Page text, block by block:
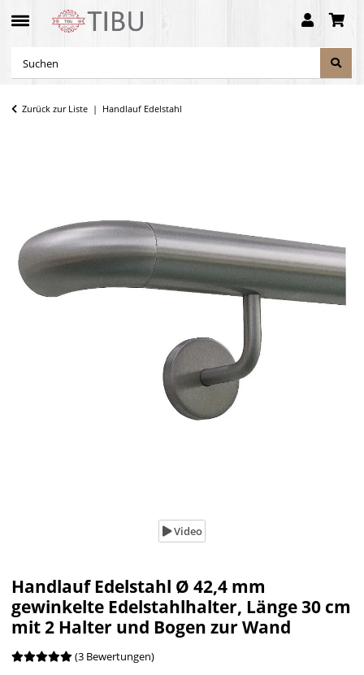
Zurück zur Liste Handlauf Edelstahl
Video
Handlauf Edelstahl Ø 42,4 mm
gewinkelte Edelstahlhalter, Länge 30 cm
mit 2 Halter und Bogen zur Wand
(3 Bewertungen)